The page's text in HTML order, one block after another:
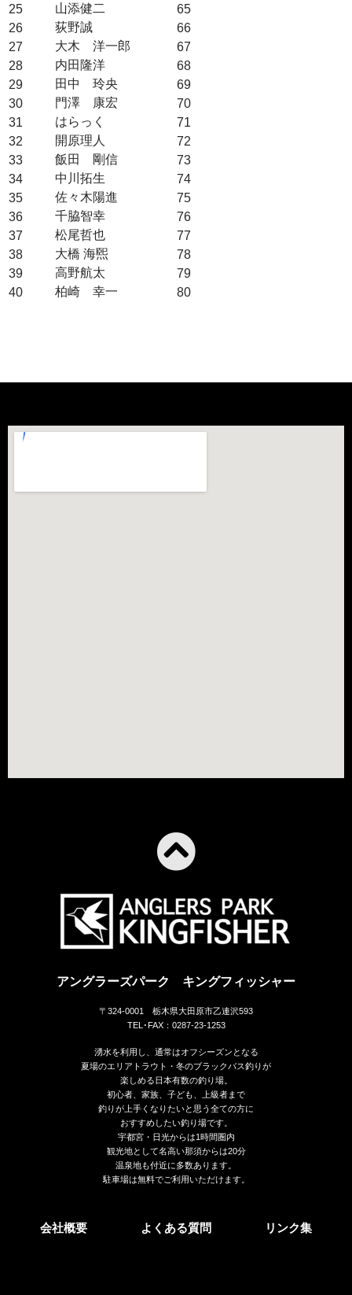
25
山添健二
65
26
荻野誠
66
27
大木 洋一郎
67
28
内田隆洋
68
29
田中 玲央
69
30
門澤 康宏
70
31
はらっく
71
32
開原理人
72
33
飯田 剛信
73
34
中川拓生
74
35
佐々木陽進
75
36
千脇智幸
76
37
松尾哲也
77
38
大橋 海煕
78
39
高野航太
79
40
柏崎 幸一 80
アングラーズパーク キングフィッシャー
〒324-0001 栃木県大田原市乙連沢593
TEL･FAX：0287-23-1253
湧水を利用し、通常はオフシーズンとなる
夏場のエリアトラウト・冬のブラックバス釣りが
楽しめる日本有数の釣り場。
初心者、家族、子ども、上級者まで
釣りが上手くなりたいと思う全ての方に
おすすめしたい釣り場です。
宇都宮・日光からは1時間圏内
観光地として名高い那須からは20分
温泉地も付近に多数あります。
駐車場は無料でご利用いただけます。
会社概要 よくある質問 リンク集